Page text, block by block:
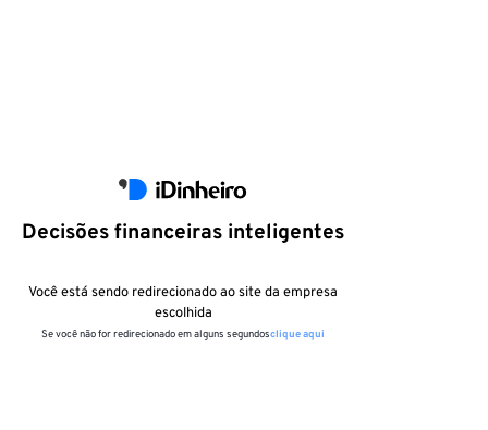
Decisões financeiras inteligentes
Você está sendo redirecionado ao site da empresa
escolhida
Se você não for redirecionado em alguns segundosclique aqui